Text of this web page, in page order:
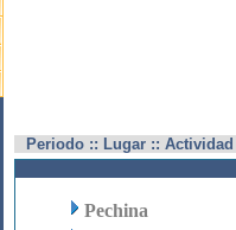
Periodo :: Lugar :: Actividad
Pechina